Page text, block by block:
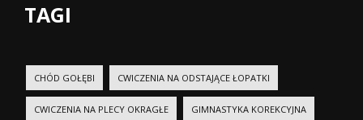
TAGI
CHÓD GOŁĘBI CWICZENIA NA ODSTAJĄCE ŁOPATKI
CWICZENIA NA PLECY OKRAGŁE GIMNASTYKA KOREKCYJNA